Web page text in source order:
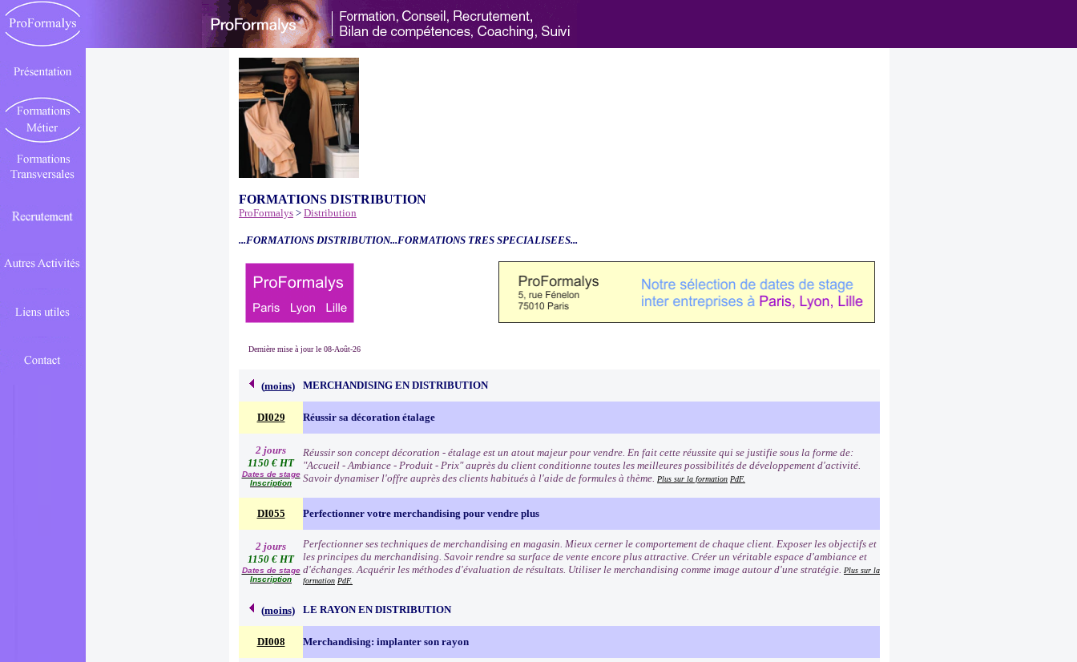
FORMATIONS DISTRIBUTION
ProFormalys > Distribution
...FORMATIONS DISTRIBUTION...FORMATIONS TRES SPECIALISEES...
Dernière mise à jour le 08-Août-26
(moins) MERCHANDISING EN DISTRIBUTION
DI029 Réussir sa décoration étalage
2 jours
1150 € HT
Dates de stage
Inscription
Réussir son concept décoration - étalage est un atout majeur pour vendre. En fait cette réussite qui se justifie sous la forme de:
"Accueil - Ambiance - Produit - Prix" auprès du client conditionne toutes les meilleures possibilités de développement d'activité.
Savoir dynamiser l'offre auprès des clients habitués à l'aide de formules à thème. Plus sur la formation PdF.
DI055 Perfectionner votre merchandising pour vendre plus
2 jours
1150 € HT
Dates de stage
Inscription
Perfectionner ses techniques de merchandising en magasin. Mieux cerner le comportement de chaque client. Exposer les objectifs et
les principes du merchandising. Savoir rendre sa surface de vente encore plus attractive. Créer un véritable espace d'ambiance et
d'échanges. Acquérir les méthodes d'évaluation de résultats. Utiliser le merchandising comme image autour d'une stratégie. Plus sur la
formation PdF.
(moins) LE RAYON EN DISTRIBUTION
DI008 Merchandising: implanter son rayon